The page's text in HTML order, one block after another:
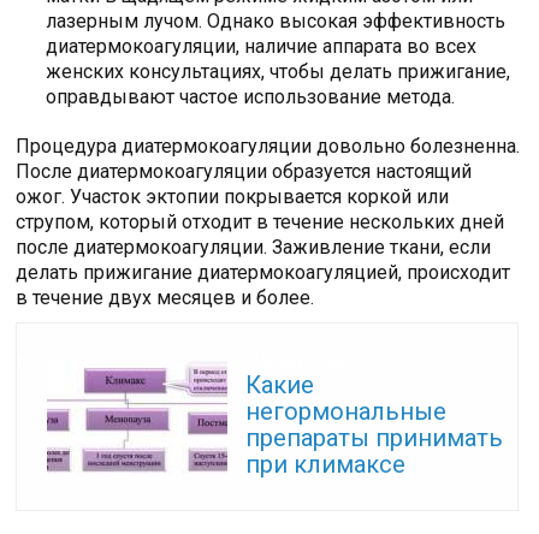
лазерным лучом. Однако высокая эффективность
диатермокоагуляции, наличие аппарата во всех
женских консультациях, чтобы делать прижигание,
оправдывают частое использование метода.
Процедура диатермокоагуляции довольно болезненна.
После диатермокоагуляции образуется настоящий
ожог. Участок эктопии покрывается коркой или
струпом, который отходит в течение нескольких дней
после диатермокоагуляции. Заживление ткани, если
делать прижигание диатермокоагуляцией, происходит
в течение двух месяцев и более.
Какие
негормональные
препараты принимать
при климаксе